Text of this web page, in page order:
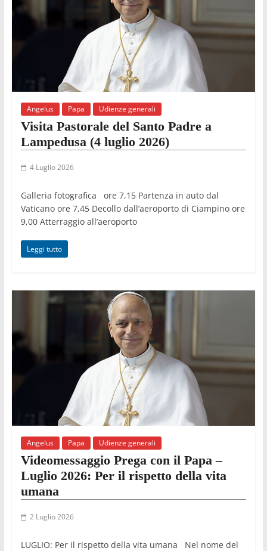
Angelus Papa Udienze generali
Visita Pastorale del Santo Padre a
Lampedusa (4 luglio 2026)
4 Luglio 2026
Galleria fotografica ore 7,15 Partenza in auto dal
Vaticano ore 7,45 Decollo dall’aeroporto di Ciampino ore
9,00 Atterraggio all’aeroporto
Leggi tutto
Angelus Papa Udienze generali
Videomessaggio Prega con il Papa –
Luglio 2026: Per il rispetto della vita
umana
2 Luglio 2026
LUGLIO: Per il rispetto della vita umana Nel nome del